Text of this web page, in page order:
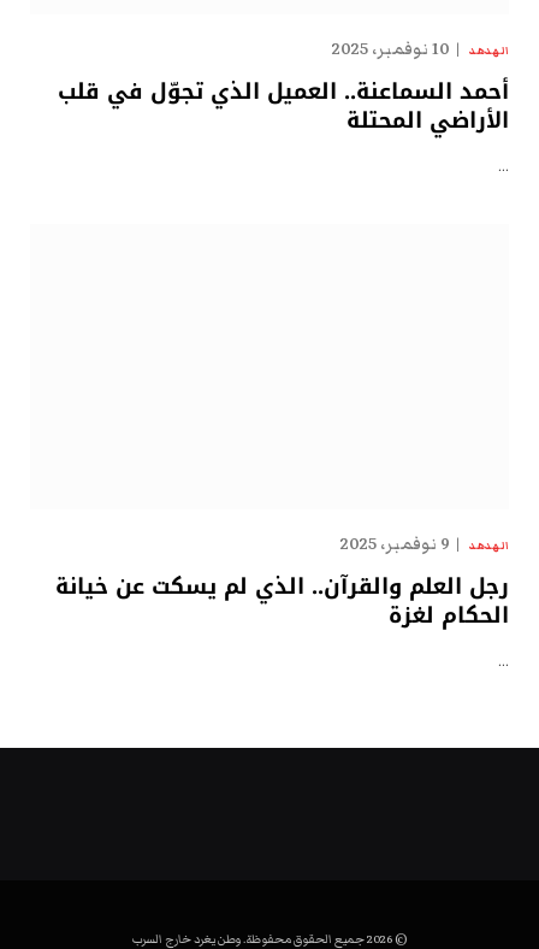
الهدهد 10 نوفمبر، 2025
أحمد السماعنة.. العميل الذي تجوّل في قلب
الأراضي المحتلة
…
الهدهد 9 نوفمبر، 2025
رجل العلم والقرآن.. الذي لم يسكت عن خيانة
الحكام لغزة
…
© 2026 جميع الحقوق محفوظة. وطن يغرد خارج السرب